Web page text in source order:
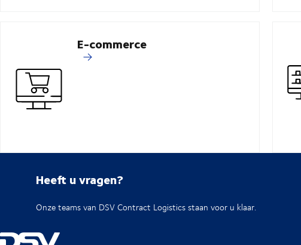
E-commerce
Heeft u vragen?
Onze teams van DSV Contract Logistics staan voor u klaar.